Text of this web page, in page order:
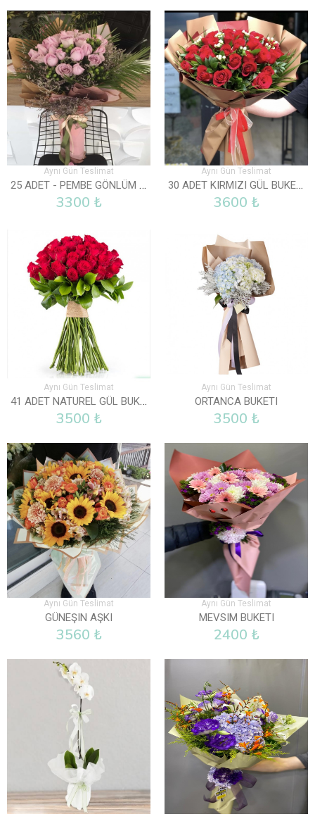
Aynı Gün Teslimat
25 ADET - PEMBE GÖNLÜM SENDE
3300 ₺
Aynı Gün Teslimat
30 ADET KIRMIZI GÜL BUKETI
3600 ₺
Aynı Gün Teslimat
41 ADET NATUREL GÜL BUKETI
3500 ₺
Aynı Gün Teslimat
ORTANCA BUKETI
3500 ₺
Aynı Gün Teslimat
GÜNEŞIN AŞKI
3560 ₺
Aynı Gün Teslimat
MEVSIM BUKETI
2400 ₺